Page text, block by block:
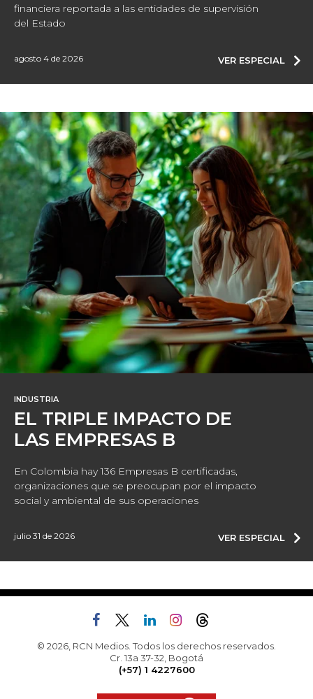
financiera reportada a las entidades de supervisión
del Estado
agosto 4 de 2026 VER ESPECIAL
INDUSTRIA
EL TRIPLE IMPACTO DE
LAS EMPRESAS B
En Colombia hay 136 Empresas B certificadas,
organizaciones que se preocupan por el impacto
social y ambiental de sus operaciones
julio 31 de 2026 VER ESPECIAL
© 2026, RCN Medios. Todos los derechos reservados.
Cr. 13a 37-32, Bogotá
(+57) 1 4227600